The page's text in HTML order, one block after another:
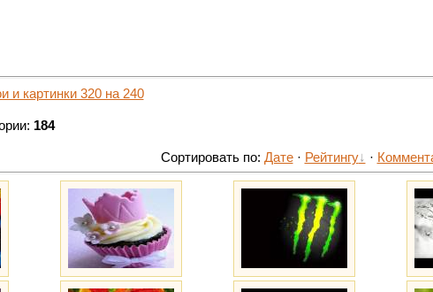
и картинки 320 на 240
184
Сортировать по: Дате· Рейтингу ·